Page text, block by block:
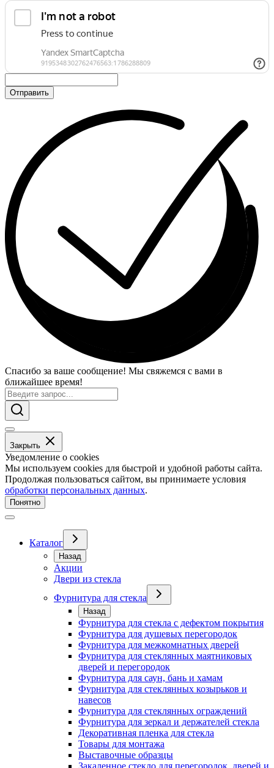
Отправить
Спасибо за ваше сообщение! Мы свяжемся с вами в
ближайшее время!
Закрыть
Уведомление о cookies
Мы используем cookies для быстрой и удобной работы сайта.
Продолжая пользоваться сайтом, вы принимаете условия
обработки персональных данных.
Понятно
Каталог
Назад
Акции
Двери из стекла
Фурнитура для стекла
Назад
Фурнитура для стекла с дефектом покрытия
Фурнитура для душевых перегородок
Фурнитура для межкомнатных дверей
Фурнитура для стеклянных маятниковых
дверей и перегородок
Фурнитура для саун, бань и хамам
Фурнитура для стеклянных козырьков и
навесов
Фурнитура для стеклянных ограждений
Фурнитура для зеркал и держателей стекла
Декоративная пленка для стекла
Товары для монтажа
Выставочные образцы
Закаленное стекло для перегородок, дверей и